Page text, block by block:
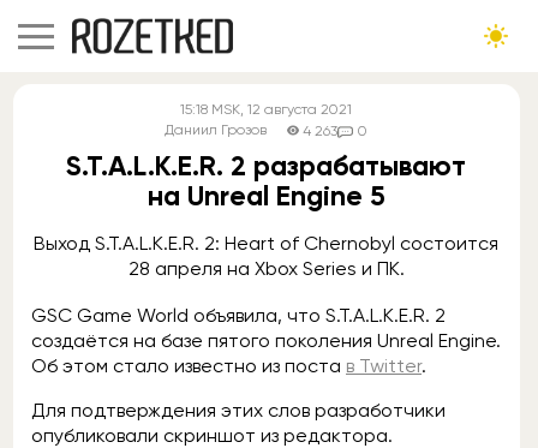
15:18 MSK, 12 августа 2021
Даниил Грозов
4 263 0
S.T.A.L.K.E.R. 2 разрабатывают
на Unreal Engine 5
Выход S.T.A.L.K.E.R. 2: Heart of Chernobyl состоится
28 апреля на Xbox Series и ПК.
GSC Game World объявила, что S.T.A.L.K.E.R. 2
создаётся на базе пятого поколения Unreal Engine.
Об этом стало известно из поста в Twitter.
Для подтверждения этих слов разработчики
опубликовали скриншот из редактора.